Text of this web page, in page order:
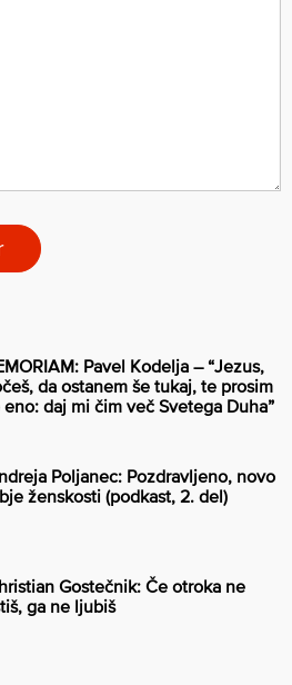
Pavel Kodelja – “Jezus,
da ostanem še tukaj, te prosim
eno: daj mi čim več Svetega Duha”
Poljanec: Pozdravljeno, novo
ženskosti (podkast, 2. del)
Gostečnik: Če otroka ne
ga ne ljubiš